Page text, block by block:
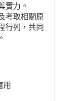
實力。
考取相關原
行列，共同
用